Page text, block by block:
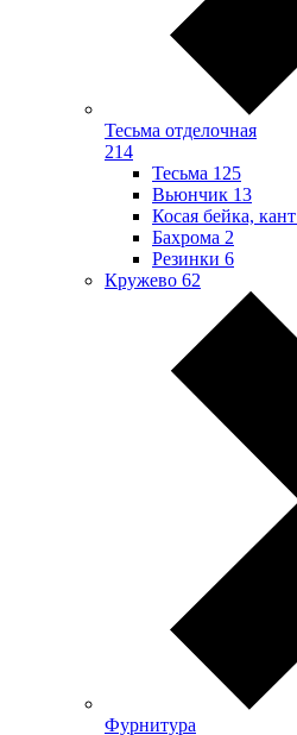
Тесьма отделочная
214
Тесьма 125
Вьюнчик 13
Косая бейка, кант
Бахрома 2
Резинки 6
Кружево 62
Фурнитура